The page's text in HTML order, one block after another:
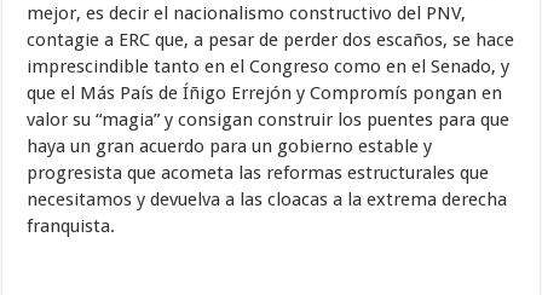
mejor, es decir el nacionalismo constructivo del PNV,
contagie a ERC que, a pesar de perder dos escaños, se hace
imprescindible tanto en el Congreso como en el Senado, y
que el Más País de Íñigo Errejón y Compromís pongan en
valor su “magia” y consigan construir los puentes para que
haya un gran acuerdo para un gobierno estable y
progresista que acometa las reformas estructurales que
necesitamos y devuelva a las cloacas a la extrema derecha
franquista.